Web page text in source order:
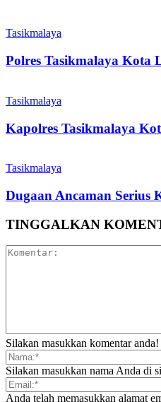
Tasikmalaya
Polres Tasikmalaya Kota
Tasikmalaya
Kapolres Tasikmalaya
Tasikmalaya
Dugaan Ancaman Serius
TINGGALKAN
Silakan masukkan komentar anda!
Silakan masukkan nama Anda di
Anda telah memasukkan alamat